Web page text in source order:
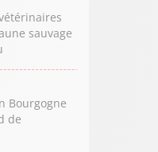
sauvage
Bourgogne
de